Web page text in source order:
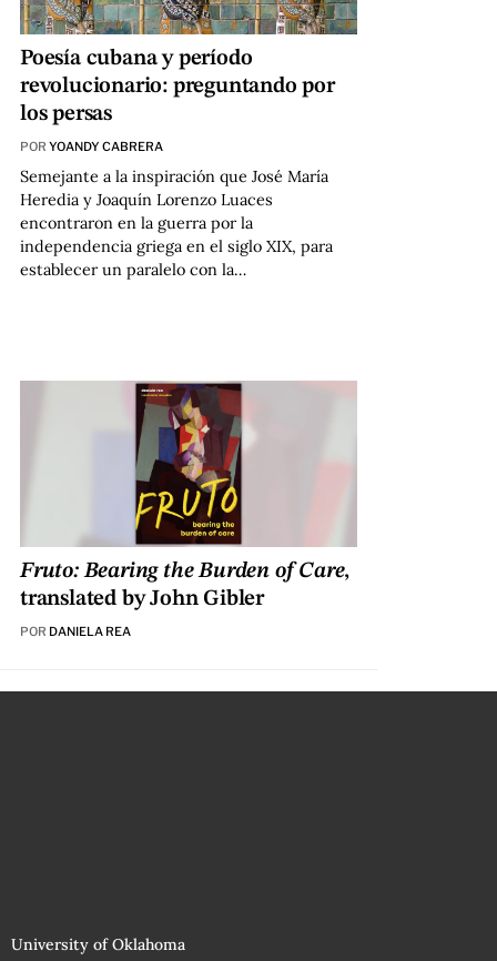
Poesía cubana y período
revolucionario: preguntando por
los persas
POR YOANDY CABRERA
Semejante a la inspiración que José María
Heredia y Joaquín Lorenzo Luaces
encontraron en la guerra por la
independencia griega en el siglo XIX, para
establecer un paralelo con la…
Fruto: Bearing the Burden of Care,
translated by John Gibler
POR DANIELA REA
University of Oklahoma